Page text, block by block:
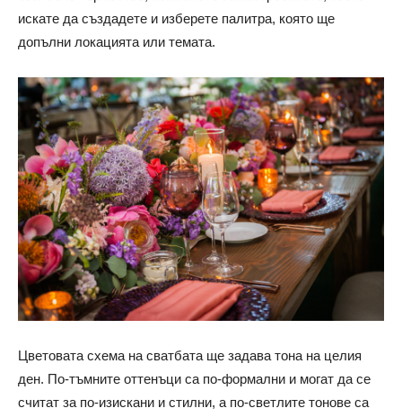
искате да създадете и изберете палитра, която ще
допълни локацията или темата.
Цветовата схема на сватбата ще задава тона на целия
ден. По-тъмните оттенъци са по-формални и могат да се
считат за по-изискани и стилни, а по-светлите тонове са